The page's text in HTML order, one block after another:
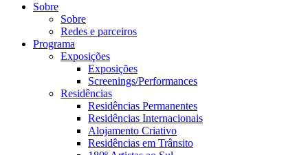
Sobre
Sobre
Redes e parceiros
Programa
Exposições
Exposições
Screenings/Performances
Residências
Residências Permanentes
Residências Internacionais
Alojamento Criativo
Residências em Trânsito